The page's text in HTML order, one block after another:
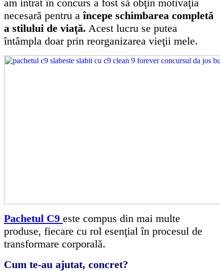
am intrat în concurs a fost să obţin motivaţia
necesară pentru a începe schimbarea completă
a stilului de viaţă. Acest lucru se putea
întâmpla doar prin reorganizarea vieţii mele.
Pachetul C9 este compus din mai multe
produse, fiecare cu rol esenţial în procesul de
transformare corporală.
Cum te-au ajutat, concret?